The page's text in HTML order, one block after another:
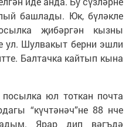
башлады. Юк, бүләкле
җибәр­гән кызны
ул. Шулвакыт берни эшли
Балтачка кайтып кына
юл тоткан почта
“күчтәнәч”не 88 нче
Ярар дип вәгъдә